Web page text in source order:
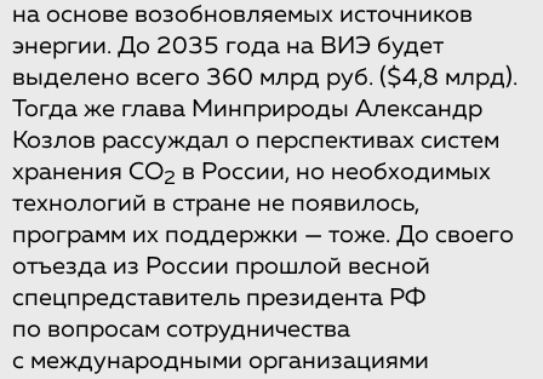
на основе возобновляемых источников
энергии. До 2035 года на ВИЭ будет
выделено всего 360 млрд руб. ($4,8 млрд).
Тогда же глава Минприроды Александр
Козлов рассуждал о перспективах систем
хранения СО2 в России, но необходимых
технологий в стране не появилось,
программ их поддержки — тоже. До своего
отъезда из России прошлой весной
спецпредставитель президента РФ
по вопросам сотрудничества
с международными организациями